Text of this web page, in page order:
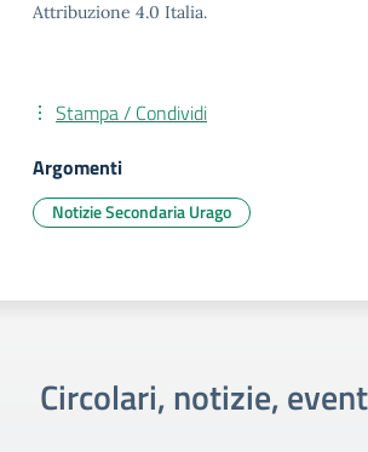
Attribuzione 4.0 Italia.
Stampa / Condividi
Argomenti
Notizie Secondaria Urago
Circolari, notizie,